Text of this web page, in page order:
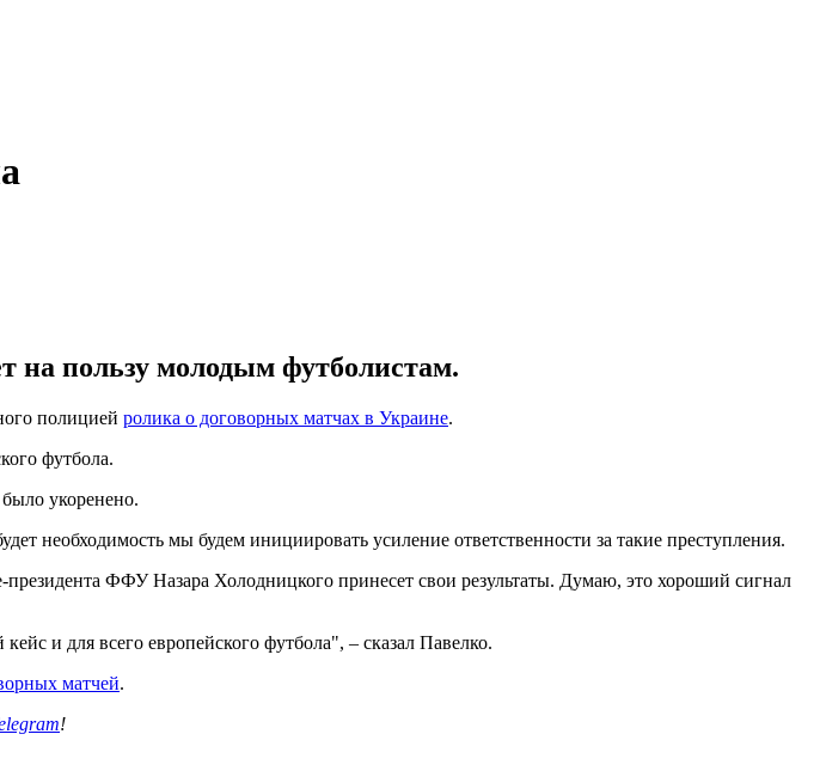
на пользу молодым футболистам.
полицией ролика о договорных матчах в Украине.
футбола.
укоренено.
необходимость мы будем инициировать усиление ответственности за такие преступления.
президента ФФУ Назара Холодницкого принесет свои результаты. Думаю, это хороший сигнал
и для всего европейского футбола", – сказал Павелко.
матчей.
!